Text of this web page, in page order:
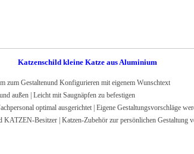
Katzenschild kleine Katze aus Aluminium
Gestaltenund Konfigurieren mit eigenem Wunschtext
außen | Leicht mit Saugnäpfen zu befestigen
optimal ausgerichtet | Eigene Gestaltungsvorschläge
Besitzer | Katzen-Zubehör zur persönlichen Gestaltung